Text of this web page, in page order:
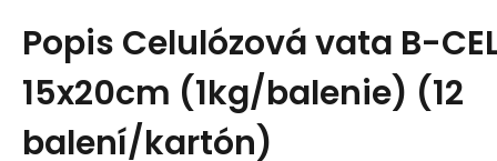
Popis Celulózová vata B-
15x20cm (1kg/balenie) (12
balení/kartón)